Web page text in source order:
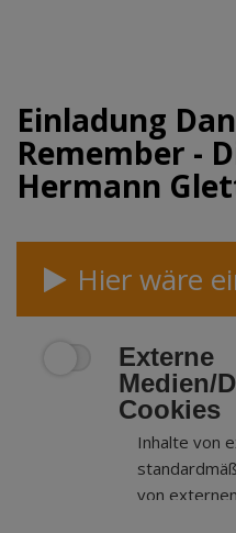
Einladung
Remember -
Hermann
Hier wäre
Externe
Medien/
Cookies
Inhalte von
von